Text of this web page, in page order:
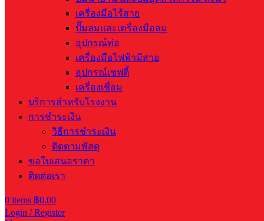
เครื่องมือไร้สาย
ปั๊มลมและเครื่องมือลม
อุปกรณ์ท่อ
เครื่องมือไฟฟ้ามีสาย
อุปกรณ์เซฟตี้
เครื่องเชื่อม
บริการสำหรับโรงงาน
การชำระเงิน
วิธีการชำระเงิน
ติดตามพัสดุ
ขอใบเสนอราคา
ติดต่อเรา
0 items ฿0.00
Login / Register